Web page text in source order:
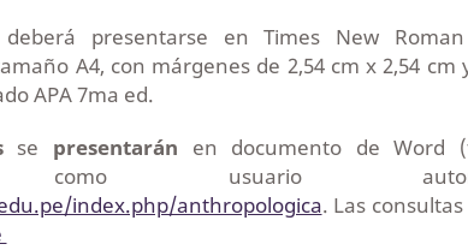
presentarse en Times New
A4, con márgenes de 2,54 cm x 2,54 cm
APA 7ma ed.
se presentarán en documento de Word
como usuario
index.php/anthropologica. Las